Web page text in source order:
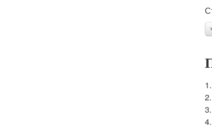
1.
2.
3.
4.